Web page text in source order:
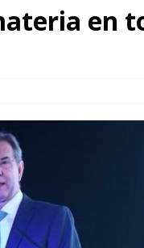
en